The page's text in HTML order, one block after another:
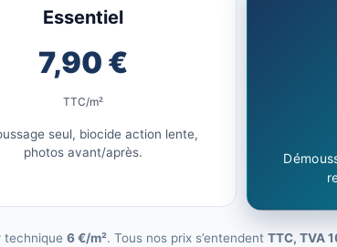
Essentiel
7,90 €
TTC/m²
seul, biocide action lente,
photos avant/après.
technique 6 €/m². Tous nos prix s’entendent TTC, TVA